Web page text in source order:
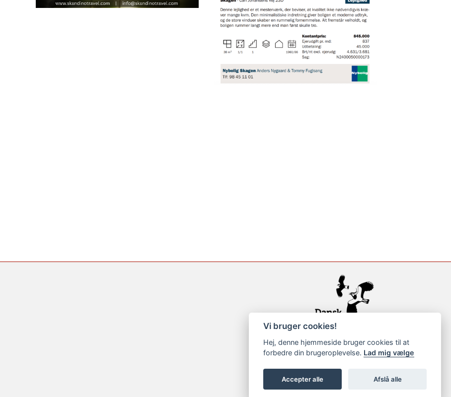
Vi bruger cookies!
Hej, denne hjemmeside bruger cookies til at
forbedre din brugeroplevelse. Lad mig vælge
Accepter alle Afslå alle